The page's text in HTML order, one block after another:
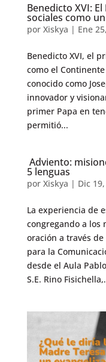
Benedicto XVI:
sociales como
por Xiskya | Ene
Benedicto XVI, el
como el
conocido como
innovador y
primer Papa en
permitió...
Adviento:
5 lenguas
por Xiskya | Dic
La experiencia de
congregando a los
oración a través
para la
desde el Aula
S.E. Rino